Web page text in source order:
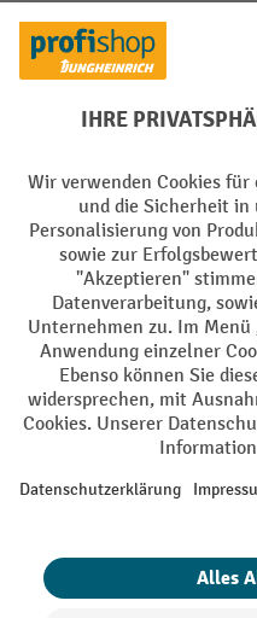
Creditcard (Master)
Facebook
YouTube
LinkedIn
Instagram
AGB Impressum
Barrierefreiheit
Alle Preise exkl. gesetzl.
Nachnahmegebühren, wenn
¹ Der Rabatt gilt so lange der
Erstregistrierung für den
Tage gültig und kann ab einem